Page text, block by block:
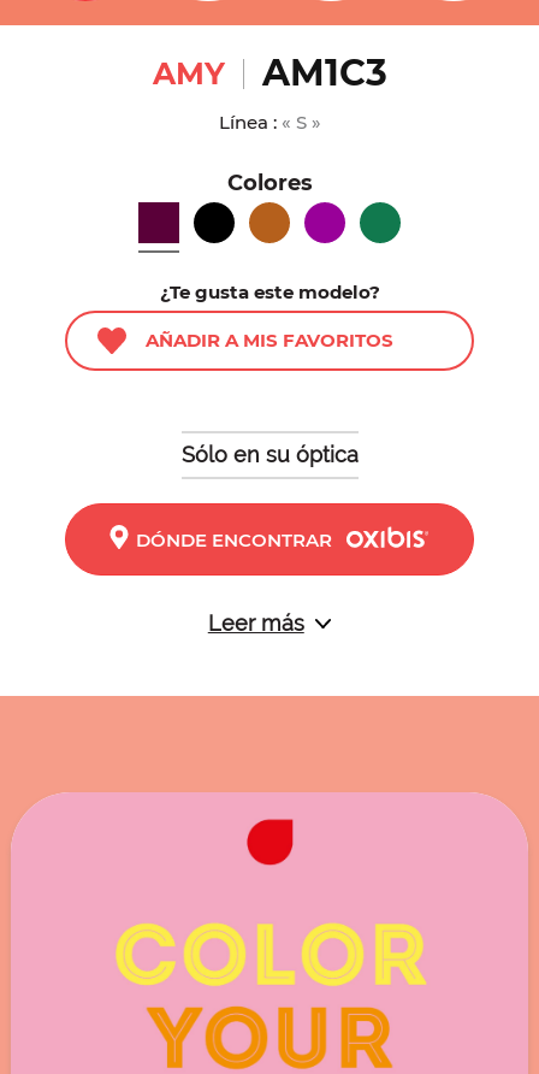
AMY AM1C3
Línea : « S »
Colores
¿Te gusta este modelo?
AÑADIR A MIS FAVORITOS
Sólo en su óptica
DÓNDE ENCONTRAR
Leer más